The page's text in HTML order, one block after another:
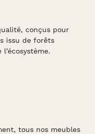
conçus pour
issu de forêts
tous nos meubles